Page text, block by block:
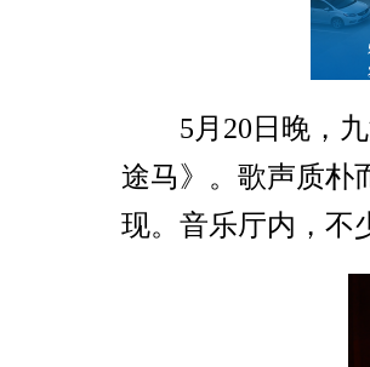
5月20日晚，
途马》。歌声质朴
现。音乐厅内，不